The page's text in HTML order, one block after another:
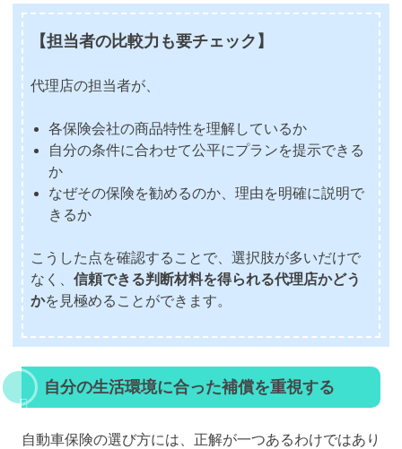
【担当者の比較力も要チェック】
代理店の担当者が、
各保険会社の商品特性を理解しているか
自分の条件に合わせて公平にプランを提示できる
か
なぜその保険を勧めるのか、理由を明確に説明で
きるか
こうした点を確認することで、選択肢が多いだけで
なく、 信頼できる判断材料を得られる代理店かどう
かを見極めることができます。
自分の生活環境に合った補償を重視する
自動車保険の選び方には、正解が一つあるわけではあり